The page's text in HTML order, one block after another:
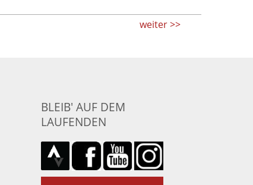
weiter >>
BLEIB' AUF DEM
LAUFENDEN